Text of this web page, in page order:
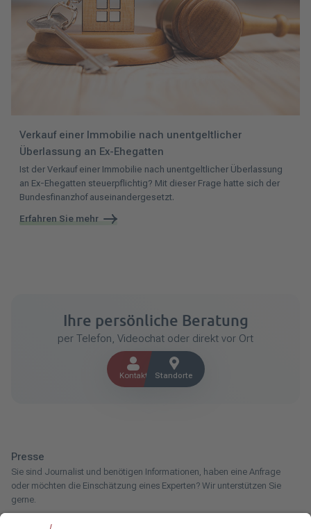
Verkauf einer Immobilie nach unentgeltlicher
Überlassung an Ex-Ehegatten
Ist der Verkauf einer Immobilie nach unentgeltlicher Überlassung
an Ex-Ehegatten steuerpflichtig? Mit dieser Frage hatte sich der
Bundesfinanzhof auseinandergesetzt.
Erfahren Sie mehr
Ihre persönliche Beratung
per Telefon, Videochat oder direkt vor Ort
Kontakt Standorte
Presse
Sie sind Journalist und benötigen Informationen, haben eine Anfrage
oder möchten die Einschätzung eines Experten? Wir unterstützen Sie
gerne.